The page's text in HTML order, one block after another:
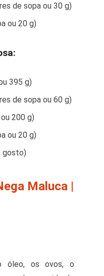
de sopa ou 30 g)
ou 20 g)
395 g)
de sopa ou 60 g)
200 g)
ou 20 g)
gosto)
Maluca |
óleo, os ovos, o